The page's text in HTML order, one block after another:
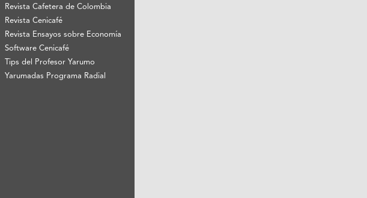
Revista Cafetera de Colombia
Revista Cenicafé
Revista Ensayos sobre Economía
Software Cenicafé
Tips del Profesor Yarumo
Yarumadas Programa Radial